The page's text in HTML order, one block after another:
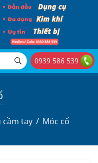
0939 586 539
cầm tay Móc cổ